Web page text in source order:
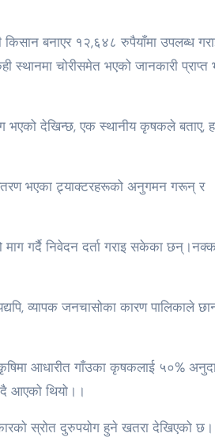
बनाएर १२,६४८ रुपैयाँमा उपलब्ध
स्थानमा चोरीसमेत भएको जानकारी प्राप्त
भएको देखिन्छ, एक स्थानीय कृषकले बताए,
भएका ट्र्याक्टरहरूको अनुगमन गरून् र
माग गर्दै निवेदन दर्ता गराइ सकेका
व्यापक जनचासोका कारण पालिकाले
आधारीत गाँउका कृषकलाई ५०%
आएको थियो।।
स्रोत दुरुपयोग हुने खतरा देखिएको